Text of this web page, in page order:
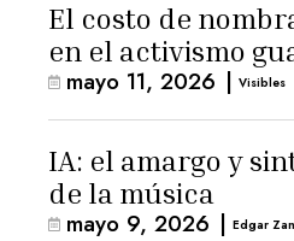
El costo de
en el activismo
mayo 11, 2026 | Visibles
IA: el amargo y
de la música
mayo 9, 2026 | Edgar